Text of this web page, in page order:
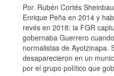
Por. Rubén Cortés
Enrique Peña en 2014 y
revés en 2018: la FGR
gobernaba Guerrero
normalistas de Ayotzinapa.
desaparecieron en un
por el grupo político que gob